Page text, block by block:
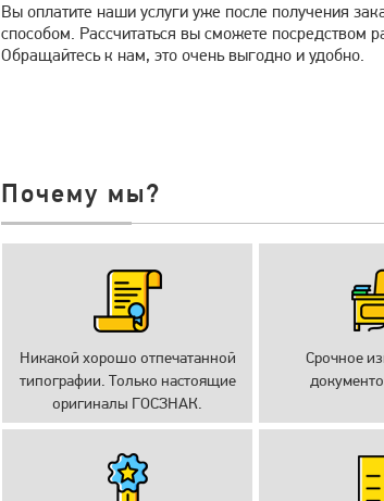
Вы оплатите наши услуги уже после получения
способом. Рассчитаться вы сможете посредством
Обращайтесь к нам, это очень выгодно и удобно.
Почему мы?
Никакой хорошо отпечатанной
типографии. Только настоящие
оригиналы ГОСЗНАК.
Срочное